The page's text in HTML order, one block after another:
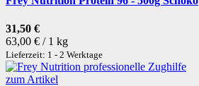
31,50 €
63,00 € / 1 kg
Lieferzeit: 1 - 2 Werktage
zum Artikel